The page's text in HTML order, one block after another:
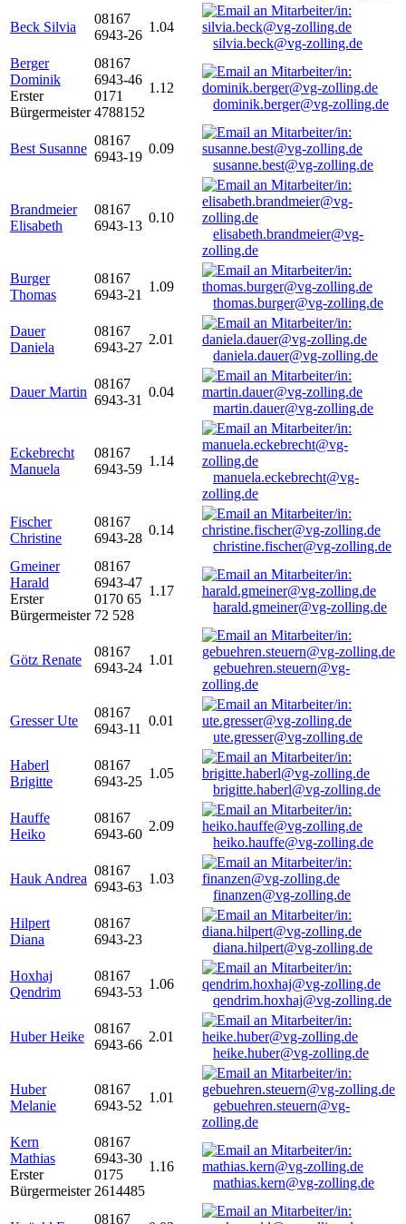
Beck Silvia
08167
6943-26
1.04
silvia.beck@vg-zolling.de
Berger
Dominik
Erster
Bürgermeister
08167
6943-46
0171
4788152
1.12
dominik.berger@vg-zolling.de
Best Susanne
08167
6943-19
0.09
susanne.best@vg-zolling.de
Brandmeier
Elisabeth
08167
6943-13
0.10
elisabeth.brandmeier@vg-
zolling.de
Burger
Thomas
08167
6943-21
1.09
thomas.burger@vg-zolling.de
Dauer
Daniela
08167
6943-27
2.01
daniela.dauer@vg-zolling.de
Dauer Martin
08167
6943-31
0.04
martin.dauer@vg-zolling.de
Eckebrecht
Manuela
08167
6943-59
1.14
manuela.eckebrecht@vg-
zolling.de
Fischer
Christine
08167
6943-28
0.14
christine.fischer@vg-zolling.de
Gmeiner
Harald
Erster
Bürgermeister
08167
6943-47
0170 65
72 528
1.17
harald.gmeiner@vg-zolling.de
Götz Renate
08167
6943-24
1.01
gebuehren.steuern@vg-
zolling.de
Gresser Ute
08167
6943-11
0.01
ute.gresser@vg-zolling.de
Haberl
Brigitte
08167
6943-25
1.05
brigitte.haberl@vg-zolling.de
Hauffe
Heiko
08167
6943-60
2.09
heiko.hauffe@vg-zolling.de
Hauk Andrea
08167
6943-63
1.03
finanzen@vg-zolling.de
Hilpert
Diana
08167
6943-23
diana.hilpert@vg-zolling.de
Hoxhaj
Qendrim
08167
6943-53
1.06
qendrim.hoxhaj@vg-zolling.de
Huber Heike
08167
6943-66
2.01
heike.huber@vg-zolling.de
Huber
Melanie
08167
6943-52
1.01
gebuehren.steuern@vg-
zolling.de
Kern
Mathias
Erster
Bürgermeister
08167
6943-30
0175
2614485
1.16
mathias.kern@vg-zolling.de
08167